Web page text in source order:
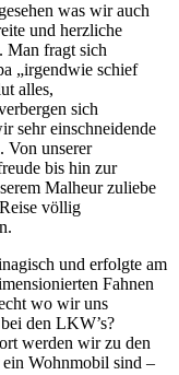
was wir auch
und herzliche
Man fragt sich
„irgendwie schief
alles,
sich
sehr einschneidende
Von unserer
bis hin zur
Malheur zuliebe
völlig
und erfolgte am
Fahnen
wo wir uns
den LKW’s?
werden wir zu den
Wohnmobil sind –